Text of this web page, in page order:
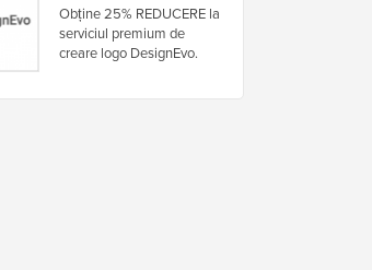
Obține 25% REDUCERE la
serviciul premium de
creare logo DesignEvo.